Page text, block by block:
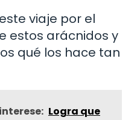
viaje por el
estos arácnidos y
qué los hace tan
Logra que